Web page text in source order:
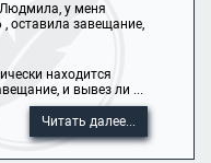
у меня
оставила завещание,
находится
и вывез ли ...
Читать далее...